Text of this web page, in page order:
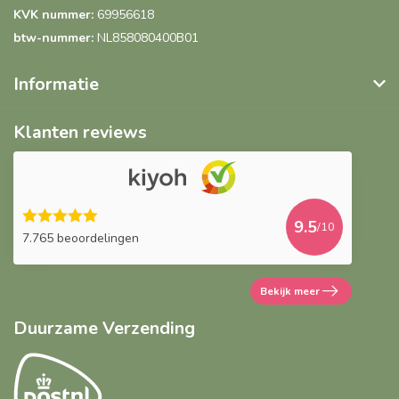
KVK nummer: 69956618
btw-nummer: NL858080400B01
Informatie
Klanten reviews
7.765 beoordelingen
9.5/10
Bekijk meer
Duurzame Verzending